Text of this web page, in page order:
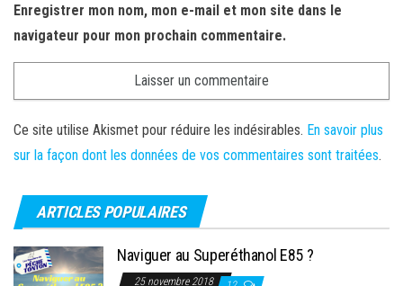
Enregistrer mon nom, mon e-mail et mon site dans le
navigateur pour mon prochain commentaire.
Ce site utilise Akismet pour réduire les indésirables. En savoir plus
sur la façon dont les données de vos commentaires sont traitées.
ARTICLES POPULAIRES
Naviguer au Superéthanol E85 ?
25 novembre 2018